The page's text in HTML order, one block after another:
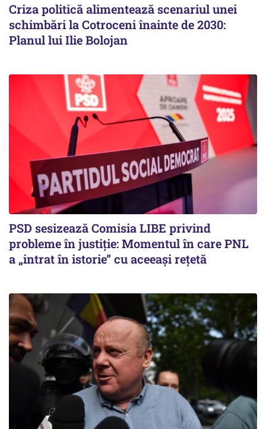
Criza politică alimentează scenariul unei
schimbări la Cotroceni înainte de 2030:
Planul lui Ilie Bolojan
PSD sesizează Comisia LIBE privind
probleme în justiție: Momentul în care PNL
a „intrat în istorie” cu aceeași rețetă